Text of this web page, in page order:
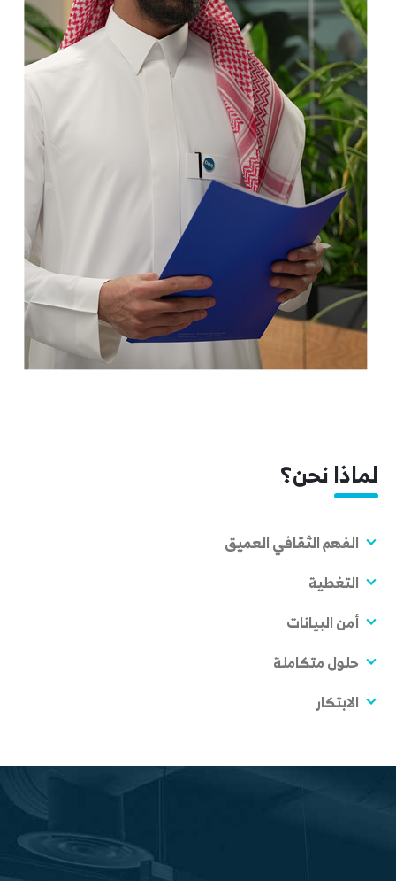
لماذا نحن؟
الفهم الثقافي العميق
التغطية
أمن البيانات
حلول متكاملة
الابتكار